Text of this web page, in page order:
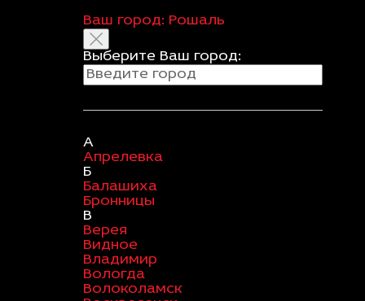
Ваш город: Рошаль
Выберите Ваш город:
А
Апрелевка
Б
Балашиха
Бронницы
В
Верея
Видное
Владимир
Вологда
Волоколамск